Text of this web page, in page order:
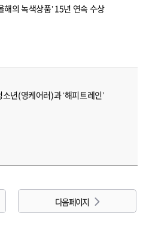
해의 녹색상품’ 15년 연속 수상
년(영케어러)과 ‘해피트레인’
다음 페이지